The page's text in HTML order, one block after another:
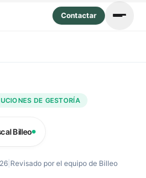
Contactar
DE GESTORÍA
Billeo
Revisado por el equipo de Billeo